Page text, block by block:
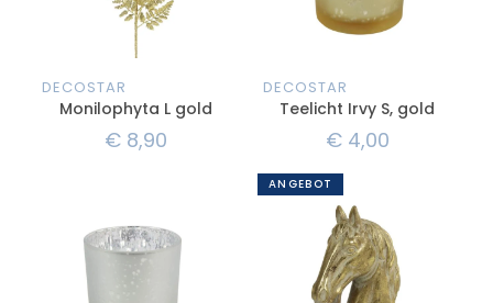
DECOSTAR
Monilophyta L gold
€ 8,90
DECOSTAR
Teelicht Irvy S, gold
€4,00
ANGEBOT